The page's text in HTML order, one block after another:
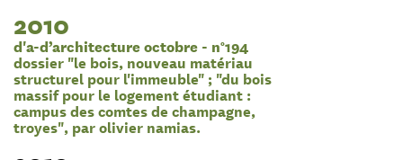
2010
d'a-d’architecture octobre - n°194
dossier "le bois, nouveau matériau
structurel pour l'immeuble" ; "du bois
massif pour le logement étudiant :
campus des comtes de champagne,
troyes", par olivier namias.